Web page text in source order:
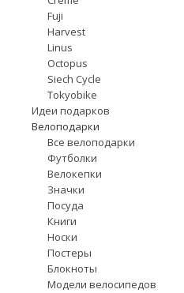
Fuji
Harvest
Linus
Octopus
Siech Cycle
Tokyobike
Идеи подарков
Велоподарки
Все велоподарки
Футболки
Велокепки
Значки
Посуда
Книги
Носки
Постеры
Блокноты
Модели велосипедов